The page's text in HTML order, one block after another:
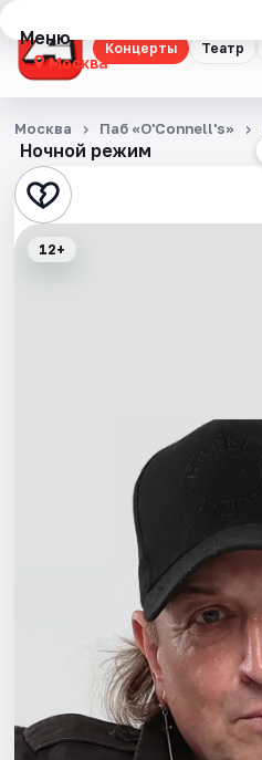
Концерты Театр
Меню
Москва
Концерты
Театр
Стендап
Рейтинги
Ночной режим
Москва Паб «O'Connell's»
12+